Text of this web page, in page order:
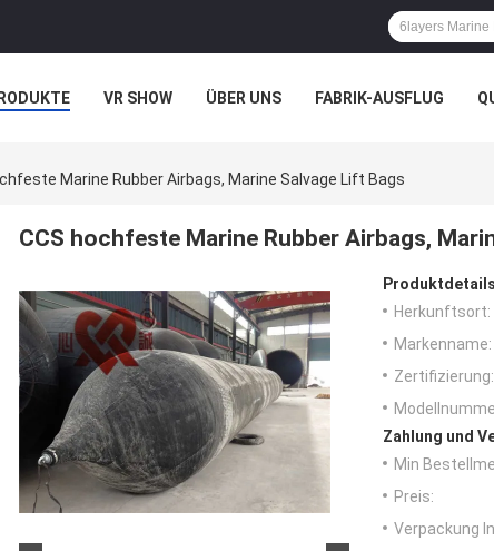
VR SHOW ÜBER UNS FABRIK-AUSFLUG
Marine Rubber Airbags, Marine Salvage Lift Bags
CCS hochfeste Marine Rubber Airbags,
Herkunftsort:
Markenname:
Zertifizierung:
Zahlung und
Min
Preis:
Verpackung